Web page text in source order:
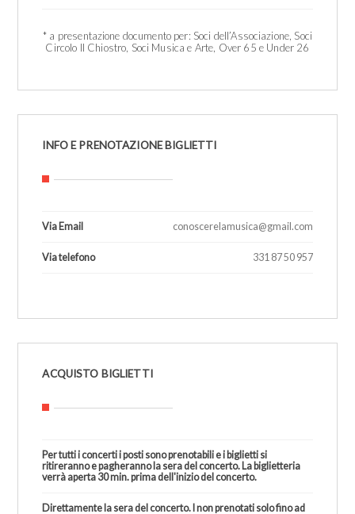
* a presentazione documento per: Soci dell’Associazione, Soci
Circolo Il Chiostro, Soci Musica e Arte, Over 65 e Under 26
INFO E PRENOTAZIONE BIGLIETTI
Via Email conoscerelamusica@gmail.com
Via telefono 331 87 50 957
ACQUISTO BIGLIETTI
Per tutti i concerti i posti sono prenotabili e i biglietti si
ritireranno e pagheranno la sera del concerto. La biglietteria
verrà aperta 30 min. prima dell'inizio del concerto.
Direttamente la sera del concerto. I non prenotati solo fino ad